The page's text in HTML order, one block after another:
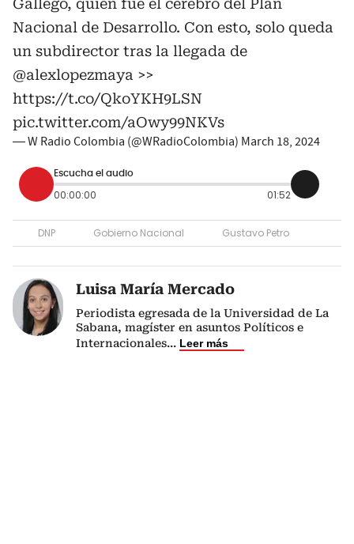
Gallego, quien fue el cerebro del Plan
Nacional de Desarrollo. Con esto, solo queda
un subdirector tras la llegada de
@alexlopezmaya >>
https://t.co/QkoYKH9LSN
pic.twitter.com/aOwy99NKVs
— W Radio Colombia (@WRadioColombia) March 18, 2024
Escucha el audio
00:00:00 01:52
DNP Gobierno Nacional Gustavo Petro
Luisa María Mercado
Periodista egresada de la Universidad de La
Sabana, magíster en asuntos Políticos e
Internacionales... Leer más